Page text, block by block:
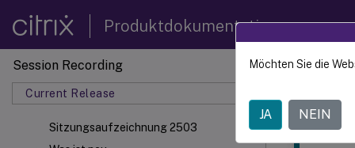
Produktdokumentation
Session Recording
Current Release
Sitzungsaufzeichnung 2503
Dieser Inhalt
Möchten Sie die
JA NEIN